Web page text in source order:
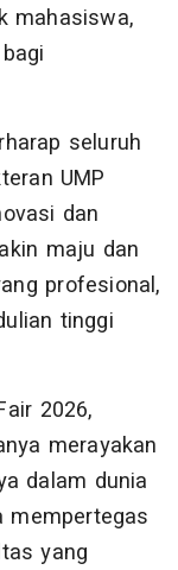
mahasiswa,
seluruh
UMP
dan
maju dan
profesional,
tinggi
2026,
merayakan
dalam dunia
mempertegas
yang